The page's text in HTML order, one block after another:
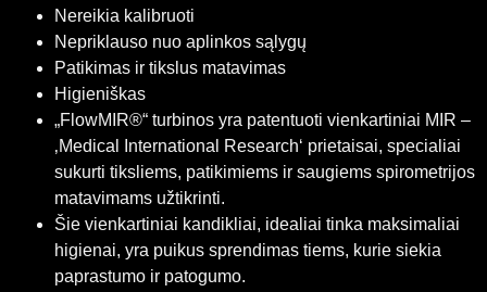
Nereikia kalibruoti
Nepriklauso nuo aplinkos sąlygų
Patikimas ir tikslus matavimas
Higieniškas
„FlowMIR®“ turbinos yra patentuoti vienkartiniai MIR –
‚Medical International Research‘ prietaisai, specialiai
sukurti tiksliems, patikimiems ir saugiems spirometrijos
matavimams užtikrinti.
Šie vienkartiniai kandikliai, idealiai tinka maksimaliai
higienai, yra puikus sprendimas tiems, kurie siekia
paprastumo ir patogumo.